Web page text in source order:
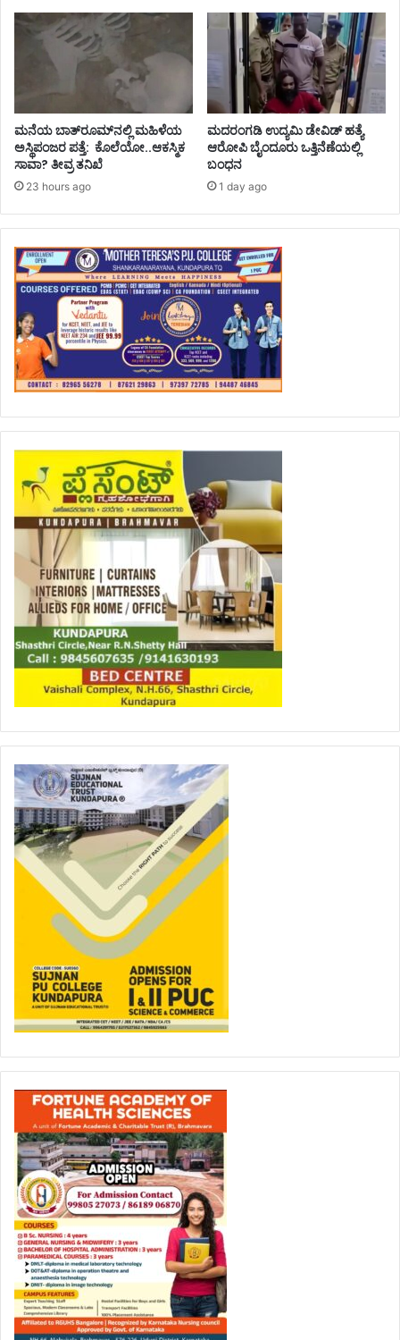
ಮನೆಯ ಬಾತ್‌ರೂಮ್‌ನಲ್ಲಿ ಮಹಿಳೆಯ
ಅಸ್ಥಿಪಂಜರ ಪತ್ತೆ: ಕೊಲೆಯೋ..ಆಕಸ್ಮಿಕ
ಸಾವಾ? ತೀವ್ರ ತನಿಖೆ
23 hours ago
ಮದರಂಗಡಿ ಉದ್ಯಮಿ ಡೇವಿಡ್ ಹತ್ಯೆ
ಆರೋಪಿ ಬೈಂದೂರು ಒತ್ತಿನೆಣೆಯಲ್ಲಿ
ಬಂಧನ
1 day ago